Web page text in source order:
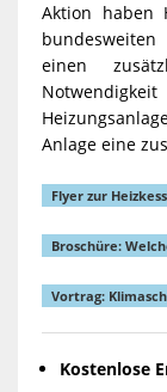
Aktion haben
einen
Anlage eine
Flyer zur
Broschüre:
Vortrag:
Kostenlose